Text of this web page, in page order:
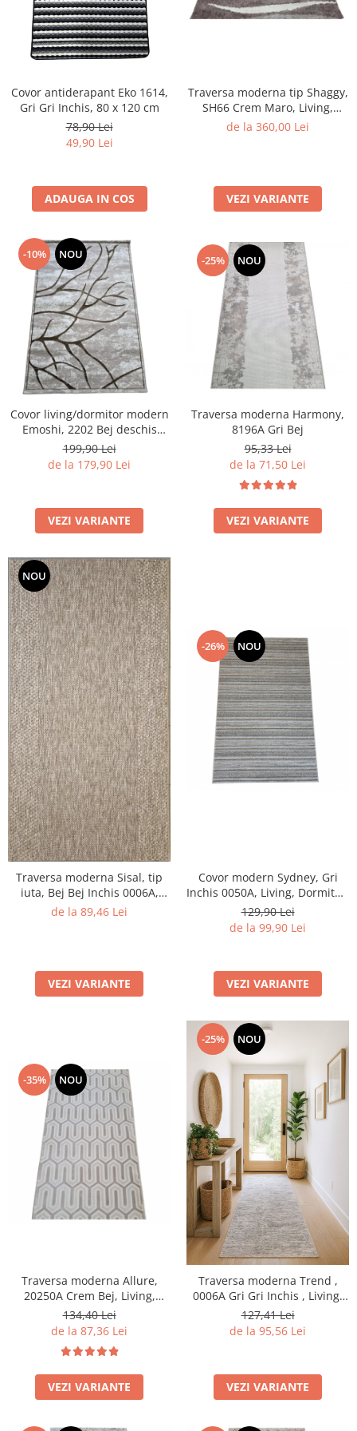
Covor antiderapant Eko 1614,
Gri Gri Inchis, 80 x 120 cm
78,90 Lei
49,90 Lei
ADAUGA IN COS
Traversa moderna tip Shaggy,
SH66 Crem Maro, Living,
Dormitor
de la 360,00 Lei
VEZI VARIANTE
-10% NOU
Covor living/dormitor modern
Emoshi, 2202 Bej deschis
Maro
199,90 Lei
de la 179,90 Lei
VEZI VARIANTE
-25% NOU
Traversa moderna Harmony,
8196A Gri Bej
95,33 Lei
de la 71,50 Lei
VEZI VARIANTE
NOU
Traversa moderna Sisal, tip
iuta, Bej Bej Inchis 0006A,
Living, Dormitor, Hol,
de la 89,46 Lei
VEZI VARIANTE
-26% NOU
Covor modern Sydney, Gri
Inchis 0050A, Living, Dormitor,
Hol, Bucatarie, 200 x 290 cm
129,90 Lei
de la 99,90 Lei
VEZI VARIANTE
-35% NOU
Traversa moderna Allure,
20250A Crem Bej, Living,
Dormitor, Hol
134,40 Lei
de la 87,36 Lei
VEZI VARIANTE
-25% NOU
Traversa moderna Trend ,
0006A Gri Gri Inchis , Living,
Dormitor, Hol
127,41 Lei
de la 95,56 Lei
VEZI VARIANTE